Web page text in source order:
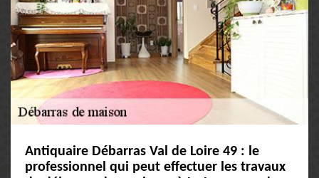
Antiquaire Débarras Val de Loire 49 : le
professionnel qui peut effectuer les travaux